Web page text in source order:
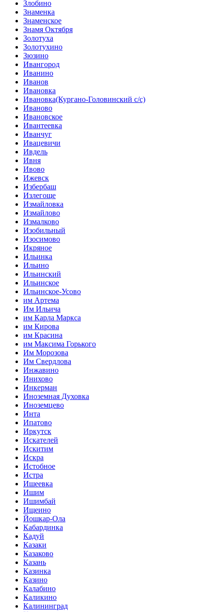
Злобино
Знаменка
Знаменское
Знамя Октября
Золотуха
Золотухино
Зюзино
Ивангород
Иванино
Иванов
Ивановка
Ивановка(Кургано-Головинский с/с)
Иваново
Ивановское
Ивантеевка
Иванчуг
Ивацевичи
Ивдель
Ивня
Ивово
Ижевск
Избербаш
Излегоще
Измайловка
Измайлово
Измалково
Изобильный
Изосимово
Икряное
Ильинка
Ильино
Ильинский
Ильинское
Ильинское-Усово
им Артема
Им Ильича
им Карла Маркса
им Кирова
им Красина
им Максима Горького
Им Морозова
Им Свердлова
Инжавино
Инихово
Инкерман
Иноземная Духовка
Иноземцево
Инта
Ипатово
Иркутск
Искателей
Искитим
Искра
Истобное
Истра
Ишеевка
Ишим
Ишимбай
Ищеино
Йошкар-Ола
Кабардинка
Кадуй
Казаки
Казаково
Казань
Казинка
Казино
Калабино
Каликино
Калининград